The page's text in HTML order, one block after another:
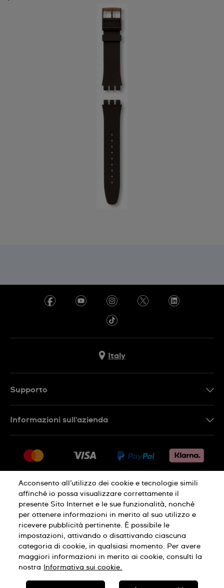
Italy
Supporto
Restituzione
Condizioni di vendita
Diritto di recesso
Informazioni sull'azienda
Lavora con noi
Informativa sulla privacy Cookies
Condizioni di utilizzo Informazioni legali
Acconsento all’utilizzo dei cookie e tecnologie simili
affinché io possa visualizzare correttamente il
presente Sito Internet e le sue funzionalità, nonché
per ottenere informazioni in merito al suo utilizzo e
ricevere pubblicità pertinente. È possibile le
impostazioni, attivando o disattivando ciascuna
categoria di cookie, in qualsiasi momento. Per avere
maggiori informazioni in merito ai cookie, consulti la
nostra
Informativa sui cookie.